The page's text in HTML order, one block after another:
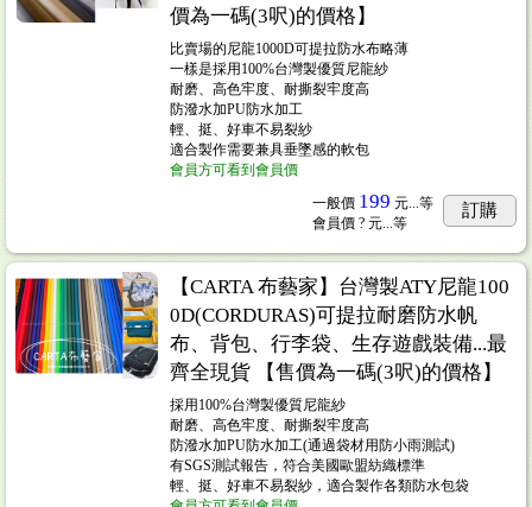
價為一碼(3呎)的價格】
比賣場的尼龍1000D可提拉防水布略薄
一樣是採用100%台灣製優質尼龍紗
耐磨、高色牢度、耐撕裂牢度高
防潑水加PU防水加工
輕、挺、好車不易裂紗
適合製作需要兼具垂墜感的軟包
會員方可看到會員價
一般價 199 元...等
會員價 ? 元...等
訂購
【CARTA 布藝家】台灣製ATY尼龍100
0D(CORDURAS)可提拉耐磨防水帆
布、背包、行李袋、生存遊戲裝備...最
齊全現貨 【售價為一碼(3呎)的價格】
採用100%台灣製優質尼龍紗
耐磨、高色牢度、耐撕裂牢度高
防潑水加PU防水加工(通過袋材用防小雨測試)
有SGS測試報告，符合美國歐盟紡織標準
輕、挺、好車不易裂紗，適合製作各類防水包袋